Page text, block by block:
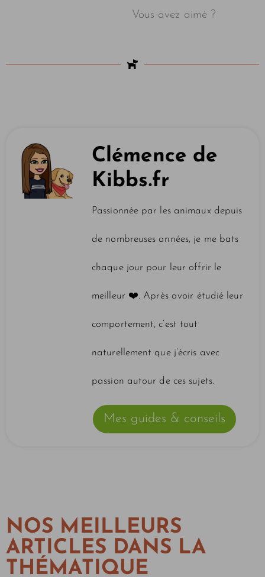
Vous avez aimé ?
Clémence de
Kibbs.fr
Passionnée par les animaux depuis
de nombreuses années, je me bats
chaque jour pour leur offrir le
meilleur ❤️️. Après avoir étudié leur
comportement, c’est tout
naturellement que j’écris avec
passion autour de ces sujets.
Mes guides & conseils
NOS MEILLEURS
ARTICLES DANS LA
THÉMATIQUE